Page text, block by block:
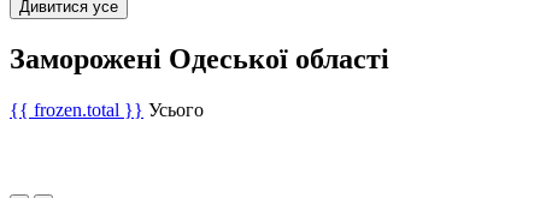
Дивитися усе
Заморожені Одеської області
{{ frozen.total }} Усього